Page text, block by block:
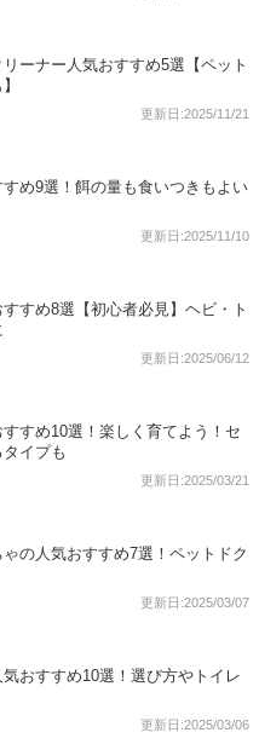
ーナー人気おすすめ5選【ペット
更新日:2025/11/21
め9選！餌の量も食いつきもよい
更新日:2025/11/10
すめ8選【初心者必見】ヘビ・ト
更新日:2025/06/12
すめ10選！楽しく育てよう！セ
イプも
更新日:2025/03/21
の人気おすすめ7選！ペットドク
更新日:2025/03/07
おすすめ10選！選び方やトイレ
更新日:2025/03/06